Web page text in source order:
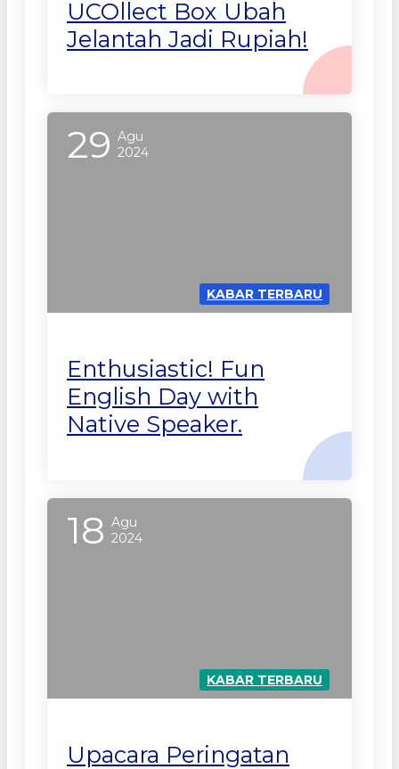
UCOllect Box Ubah
Jelantah Jadi Rupiah!
29 Agu
2024
KABAR TERBARU
Enthusiastic! Fun
English Day with
Native Speaker.
18 Agu
2024
KABAR TERBARU
Upacara Peringatan